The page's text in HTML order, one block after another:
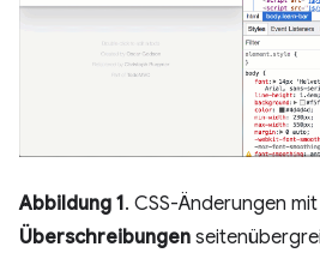
Abbildung 1. CSS-Änderungen mit
Überschreibungen